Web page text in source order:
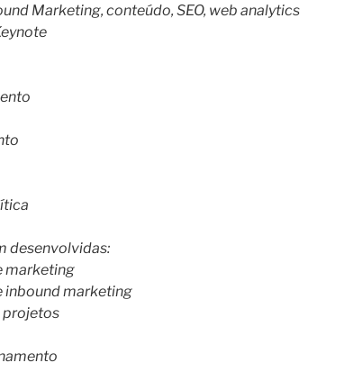
Marketing, conteúdo, SEO, web analytics
desenvolvidas:
marketing
inbound marketing
projetos